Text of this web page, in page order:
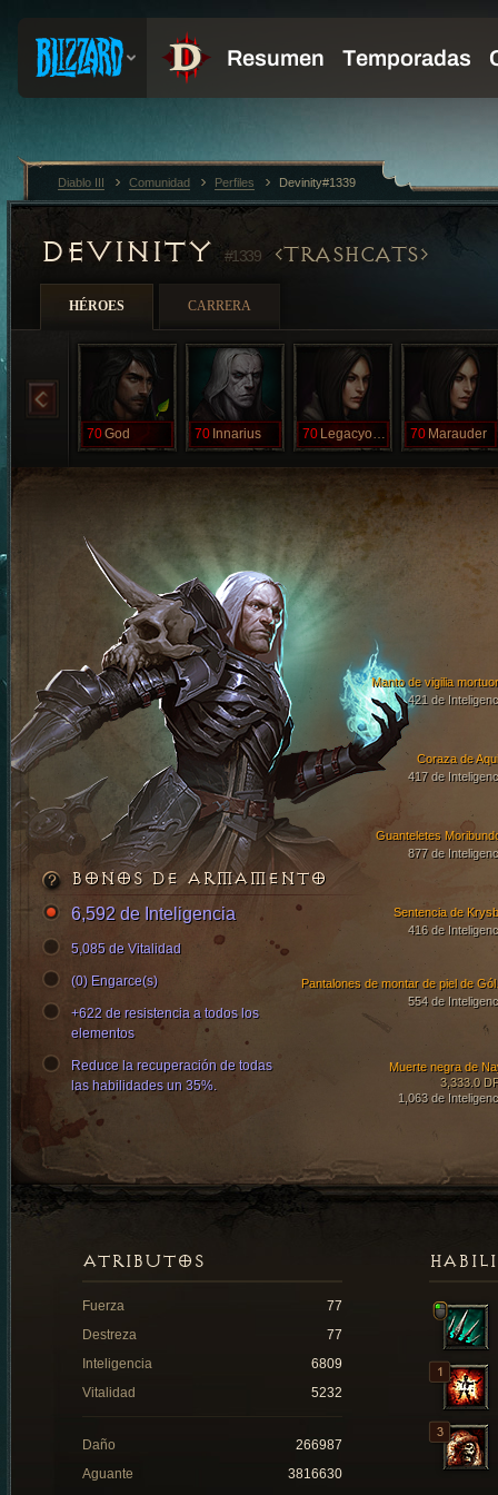
DEVINITY#1339 TRASHCATS
HÉROES CARRERA
70God 70 Innarius 70 LegacyoDream 70 Marauder
Coraza de
417 de
Guanteletes
877 de
Manto de vigilia
421 de
554 de
Muerte negra de
3,333.0
1,063 de
Sentencia de
416 de
BONOS DE ARMAMENTO
6,592 de Inteligencia
5,085 de Vitalidad
(0) Engarce(s)
+622 de resistencia a todos los
elementos
Reduce la recuperación de todas
las habilidades un 35%.
ATRIBUTOS
Fuerza
77
Destreza
77
Inteligencia
6809
Vitalidad
5232
Daño
266987
Aguante
3816630
Diablo III Comunidad Perfiles Devinity#1339